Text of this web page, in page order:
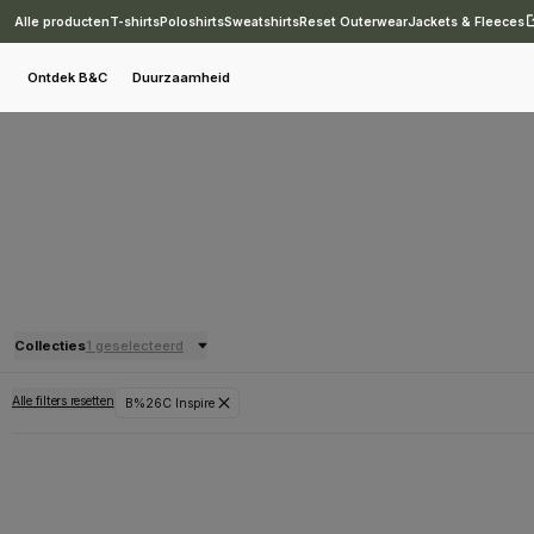
Alle productenT-shirtsPoloshirtsSweatshirtsReset OuterwearJackets & Fleeces
Ontdek B&C Duurzaamheid
Collecties1 geselecteerd
Alle filters resetten B%26C Inspire